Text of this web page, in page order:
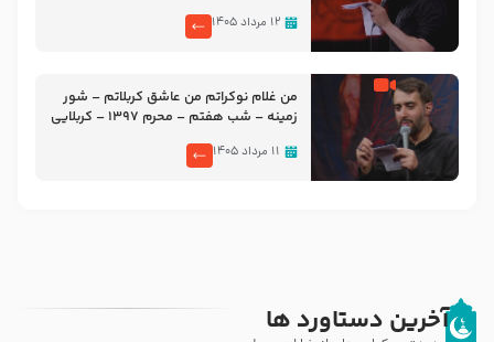
۱۲ مرداد ۱۴۰۵
من غلام نوکراتم من عاشق کربلاتم – شور
زمینه – شب هفتم – محرم 1397 – کربلایی
۱۱ مرداد ۱۴۰۵
آخرین دستاورد ها